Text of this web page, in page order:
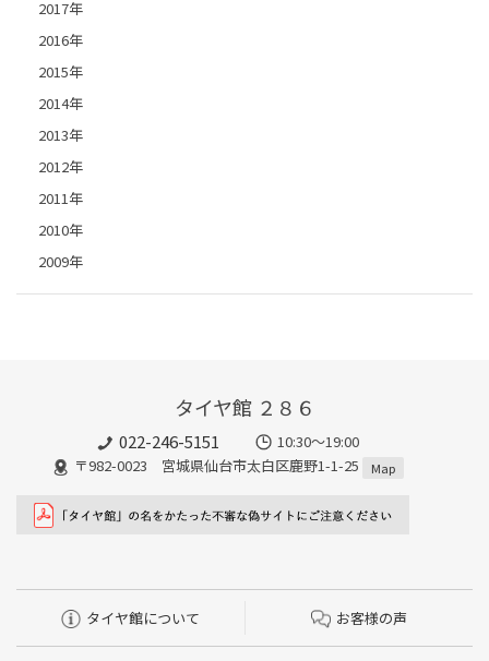
2017年
2016年
2015年
2014年
2013年
2012年
2011年
2010年
2009年
タイヤ館 ２８６
022-246-5151
10:30～19:00
〒982-0023 宮城県仙台市太白区鹿野1-1-25
Map
タイヤ館について お客様の声